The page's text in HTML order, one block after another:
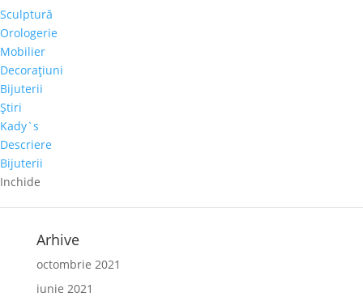
Sculptură
Orologerie
Mobilier
Decoraţiuni
Bijuterii
Ştiri
Kady`s
Descriere
Bijuterii
Inchide
Parteneriat nou: Galeria Alexandra’s & Imperia Club
Sakura, cel mai mare diamant roz, s-a vândut cu
aproape 30 de milioane de dolari
Paharul de Cultură, inițiativa culturală a cramei Villa
Artă de Cinci Stele – Gabriela Cristea la Phoenicia
Grand Hotel
Comentarii recente
Arhive
octombrie 2021
iunie 2021